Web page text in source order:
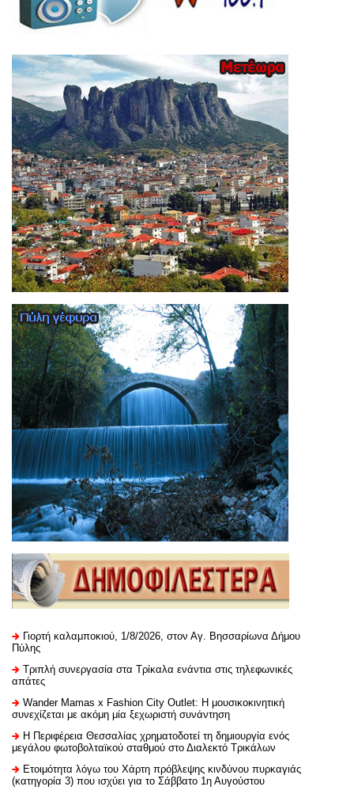
Γιορτή καλαμποκιού, 1/8/2026, στον Αγ. Βησσαρίωνα Δήμου
Πύλης
Τριπλή συνεργασία στα Τρίκαλα ενάντια στις τηλεφωνικές
απάτες
Wander Mamas x Fashion City Outlet: Η μουσικοκινητική
συνεχίζεται με ακόμη μία ξεχωριστή συνάντηση
H Περιφέρεια Θεσσαλίας χρηματοδοτεί τη δημιουργία ενός
μεγάλου φωτοβολταϊκού σταθμού στο Διαλεκτό Τρικάλων
Ετοιμότητα λόγω του Χάρτη πρόβλεψης κινδύνου πυρκαγιάς
(κατηγορία 3) που ισχύει για το Σάββατο 1η Αυγούστου